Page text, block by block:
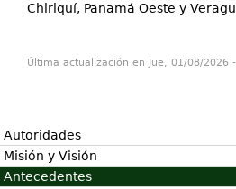
Chiriquí, Panamá Oeste y
Última actualización en Jue, 01/08/2026
Autoridades
Misión y Visión
Antecedentes